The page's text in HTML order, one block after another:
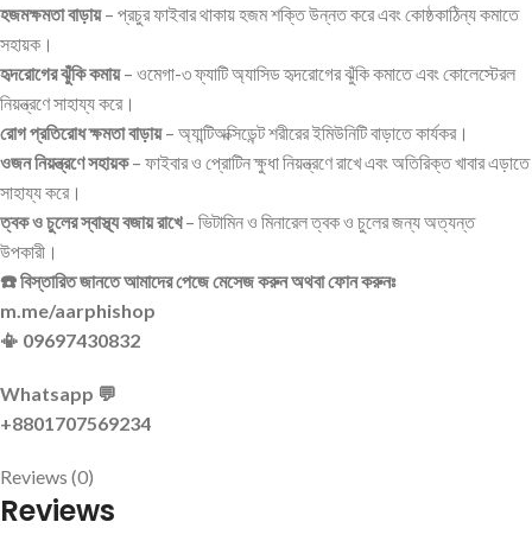
হজমক্ষমতা বাড়ায়– প্রচুর ফাইবার থাকায় হজম শক্তি উন্নত করে এবং কোষ্ঠকাঠিন্য কমাতে
সহায়ক।
হৃদরোগের ঝুঁকি কমায়– ওমেগা-৩ ফ্যাটি অ্যাসিড হৃদরোগের ঝুঁকি কমাতে এবং কোলেস্টেরল
নিয়ন্ত্রণে সাহায্য করে।
রোগ প্রতিরোধ ক্ষমতা বাড়ায়– অ্যান্টিঅক্সিডেন্ট শরীরের ইমিউনিটি বাড়াতে কার্যকর।
ওজন নিয়ন্ত্রণে সহায়ক– ফাইবার ও প্রোটিন ক্ষুধা নিয়ন্ত্রণে রাখে এবং অতিরিক্ত খাবার এড়াতে
সাহায্য করে।
ত্বক ও চুলের স্বাস্থ্য বজায় রাখে– ভিটামিন ও মিনারেল ত্বক ও চুলের জন্য অত্যন্ত
উপকারী।
☎️ বিস্তারিত জানতে আমাদের পেজে মেসেজ করুন অথবা ফোন করুনঃ
m.me/aarphishop
📳 09697430832
Whatsapp 💬
+8801707569234
Reviews (0)
Reviews